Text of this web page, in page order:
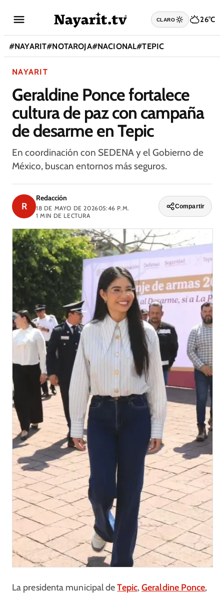
CLARO 26°C
#NAYARIT#NOTAROJA#NACIONAL#TEPIC
NAYARIT
Geraldine Ponce fortalece
cultura de paz con campaña
de desarme en Tepic
En coordinación con SEDENA y el Gobierno de
México, buscan entornos más seguros.
R
Redacción
18 DE MAYO DE 202605:46 P.M.
1 MIN DE LECTURA
Compartir
La presidenta municipal deTepic,Geraldine Ponce,